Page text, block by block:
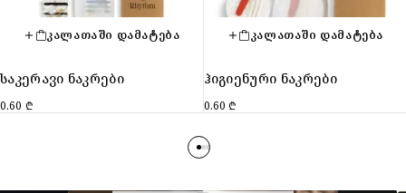
ᲙᲐᲚᲐᲗᲐᲨᲘ ᲓᲐᲛᲐᲢᲔᲑᲐ
საკერავი ნაკრები
0.60 ₾
ᲙᲐᲚᲐᲗᲐᲨᲘ ᲓᲐᲛᲐᲢᲔᲑᲐ
ჰიგიენური ნაკრები
0.60₾